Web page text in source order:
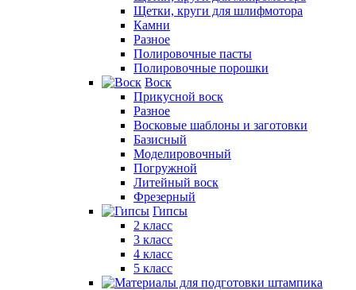
Щетки, круги для шлифмотора
Камни
Разное
Полировочные пасты
Полировочные порошки
Воск
Прикусной воск
Разное
Восковые шаблоны и заготовки
Базисный
Моделировочный
Погружной
Литейный воск
Фрезерный
Гипсы
2 класс
3 класс
4 класс
5 класс